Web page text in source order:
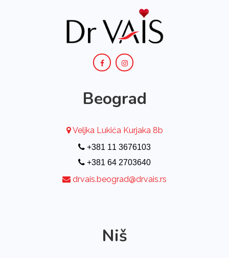
Beograd
Veljka Lukića Kurjaka 8b
+381 11 3676103
+381 64 2703640
drvais.beograd@drvais.rs
Niš